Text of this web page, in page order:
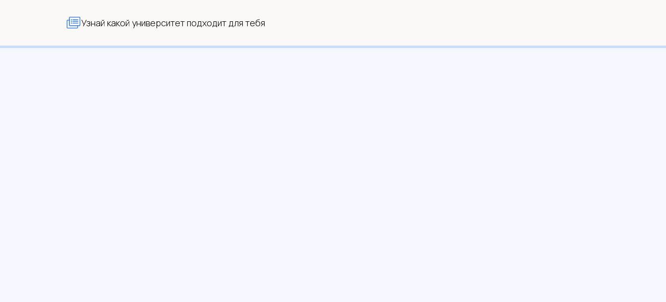
Узнай какой университет подходит для тебя